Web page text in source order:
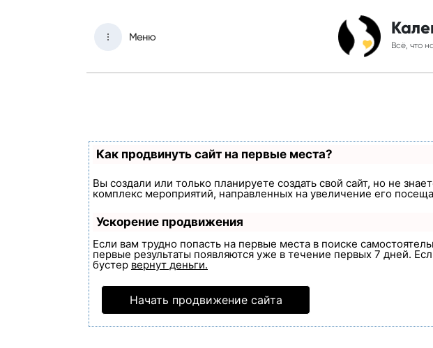
Меню
Всё, что
Как продвинуть сайт на первые места?
Вы создали или только планируете создать свой сайт, но не
комплекс мероприятий, направленных на увеличение его
Ускорение продвижения
Если вам трудно попасть на первые места в поиске
первые результаты появляются уже в течение первых 7 дней.
бустер вернут деньги.
Начать продвижение сайта